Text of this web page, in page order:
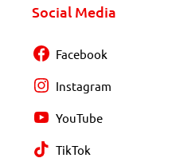
Social Media
Facebook
Instagram
YouTube
TikTok